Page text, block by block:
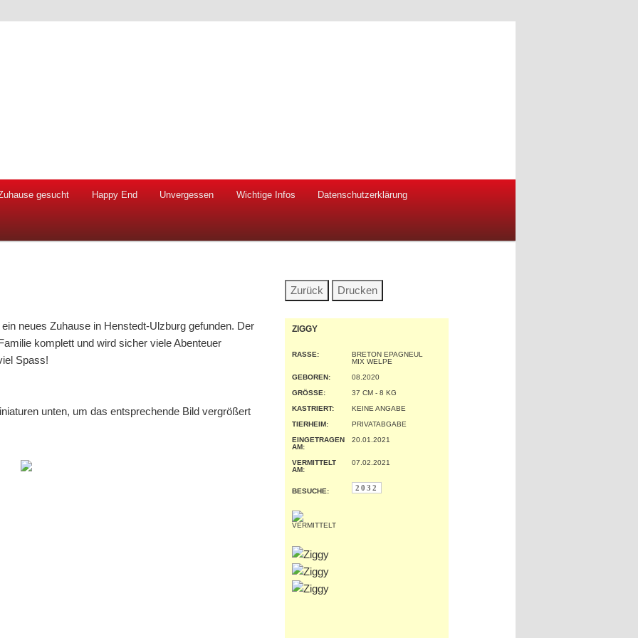
gesucht Happy End Unvergessen Wichtige Infos Datenschutzerklärung
neues Zuhause in Henstedt-Ulzburg gefunden. Der
komplett und wird sicher viele Abenteuer
Spass!
unten, um das entsprechende Bild vergrößert
ZIGGY
RASSE:
BRETON EPAGNEUL
MIX WELPE
GEBOREN:
08.2020
GRÖSSE:
37 CM - 8 KG
KASTRIERT:
KEINE ANGABE
TIERHEIM:
PRIVATABGABE
EINGETRAGEN
AM:
20.01.2021
VERMITTELT
AM:
07.02.2021
BESUCHE: 2032